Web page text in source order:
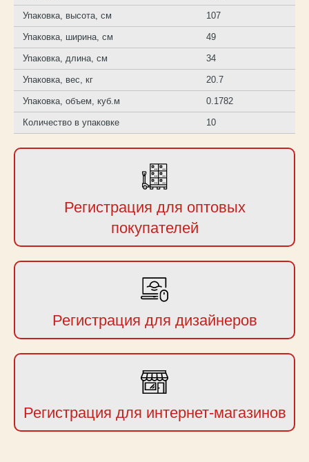
Упаковка, высота, см 107
Упаковка, ширина, см 49
Упаковка, длина, см 34
Упаковка, вес, кг 20.7
Упаковка, объем, куб.м 0.1782
Количество в упаковке 10
Регистрация для оптовых
покупателей
Регистрация для дизайнеров
Регистрация для интернет-магазинов